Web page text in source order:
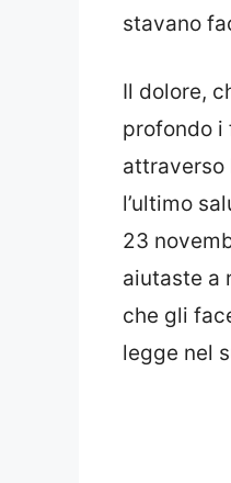
stavano
Il dolore,
profondo i
attraverso
l’ultimo
23
aiutaste a
che gli
legge nel